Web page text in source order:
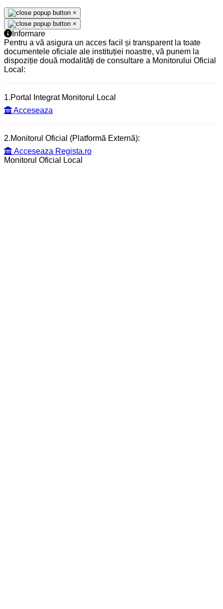
×
×
Informare
Pentru a vă asigura un acces facil și transparent la toate
documentele oficiale ale instituției noastre, vă punem la
dispoziție două modalități de consultare a Monitorului Oficial
Local:
1.Portal Integrat Monitorul Local
Acceseaza
2.Monitorul Oficial (Platformă Externă):
Acceseaza Regista.ro
Monitorul Oficial Local